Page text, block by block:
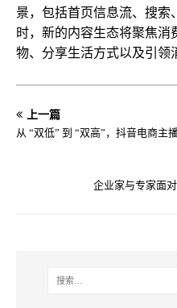
景，包括首页信息流、搜索
时，新的内容生态将聚焦
物、分享生活方式以及引领
上一篇
从 “双低” 到 “双高”，抖音电商主
企业家与专家面